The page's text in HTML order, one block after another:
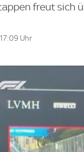
freut sich
Uhr